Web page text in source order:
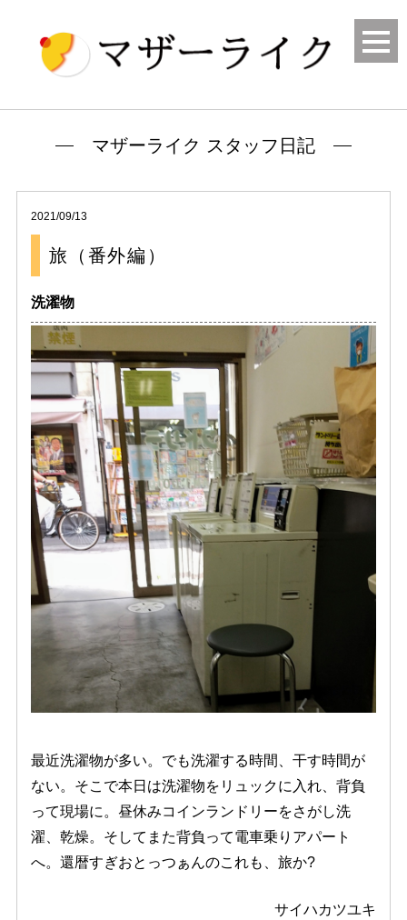
マザーライク スタッフ日記
2021/09/13
旅（番外編）
洗濯物
最近洗濯物が多い。でも洗濯する時間、干す時間が
ない。そこで本日は洗濯物をリュックに入れ、背負
って現場に。昼休みコインランドリーをさがし洗
濯、乾燥。そしてまた背負って電車乗りアパート
へ。還暦すぎおとっつぁんのこれも、旅か?
サイハカツユキ